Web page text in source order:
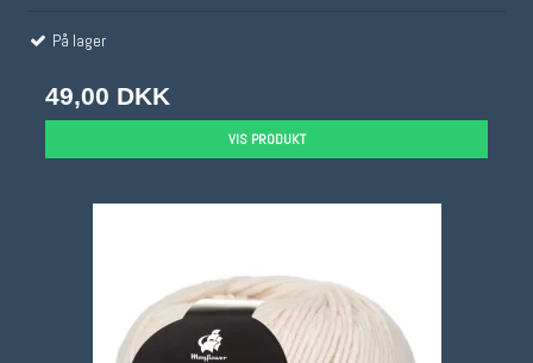
På lager
49,00 DKK
VIS PRODUKT